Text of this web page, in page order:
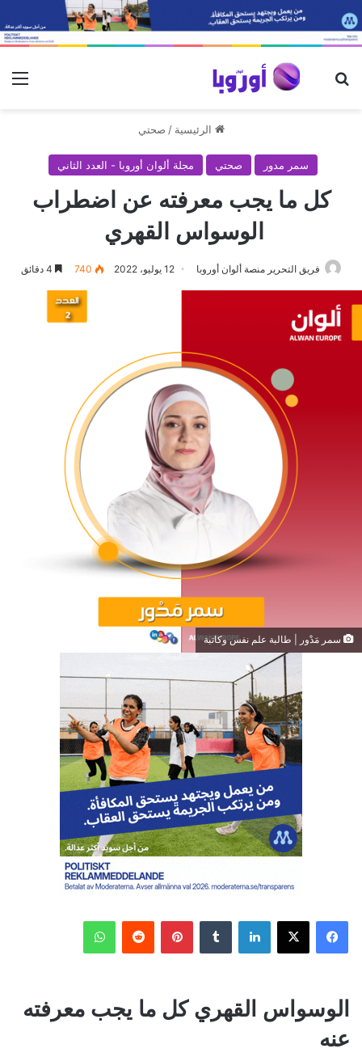
بحث عن
الرئيسية / صحتي
سمر مدور صحتي مجلة ألوان أوروبا - العدد الثاني
كل ما يجب معرفته عن اضطراب
الوسواس القهري
فريق التحرير منصة ألوان أوروبا 12 يوليو، 2022 740
سمر مَدْور | طالبة علم نفس وكاتبة
فيسبوك لينكدإن بينتيريست
الوسواس القهري كل ما يجب معرفته
عنه